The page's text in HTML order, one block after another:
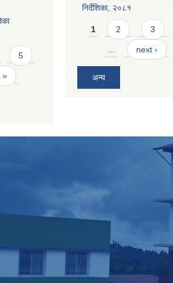
5
»
निर्देशिका, २०८१
Pages
1 2 3
next ›
अन्य